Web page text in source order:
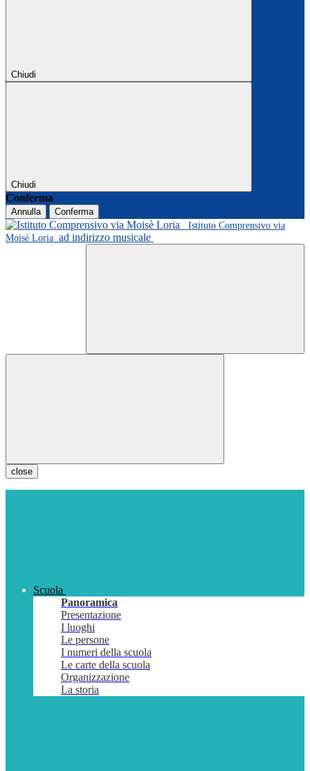
Chiudi
Chiudi
Conferma
Annulla
Conferma
Istituto Comprensivo via
Moisè Loria ad indirizzo musicale
close
Scuola
Panoramica
Presentazione
I luoghi
Le persone
I numeri della scuola
Le carte della scuola
Organizzazione
La storia